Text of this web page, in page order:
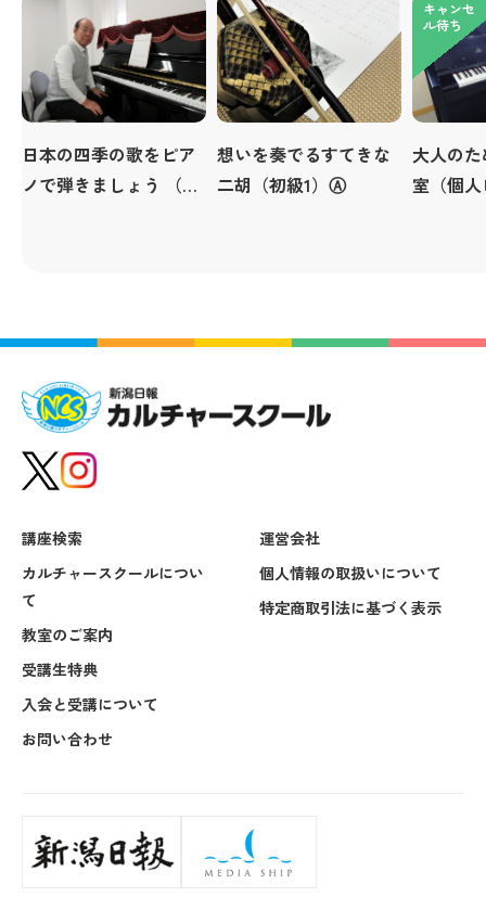
日本の四季の歌をピア
ノで弾きましょう （個
想いを奏でるすてきな
二胡（初級1）Ⓐ
キャンセ
ル待ち
大人の
室（個
講座検索
カルチャースクールについ
て
教室のご案内
受講生特典
入会と受講について
お問い合わせ
運営会社
個人情報の取扱いについて
特定商取引法に基づく表示